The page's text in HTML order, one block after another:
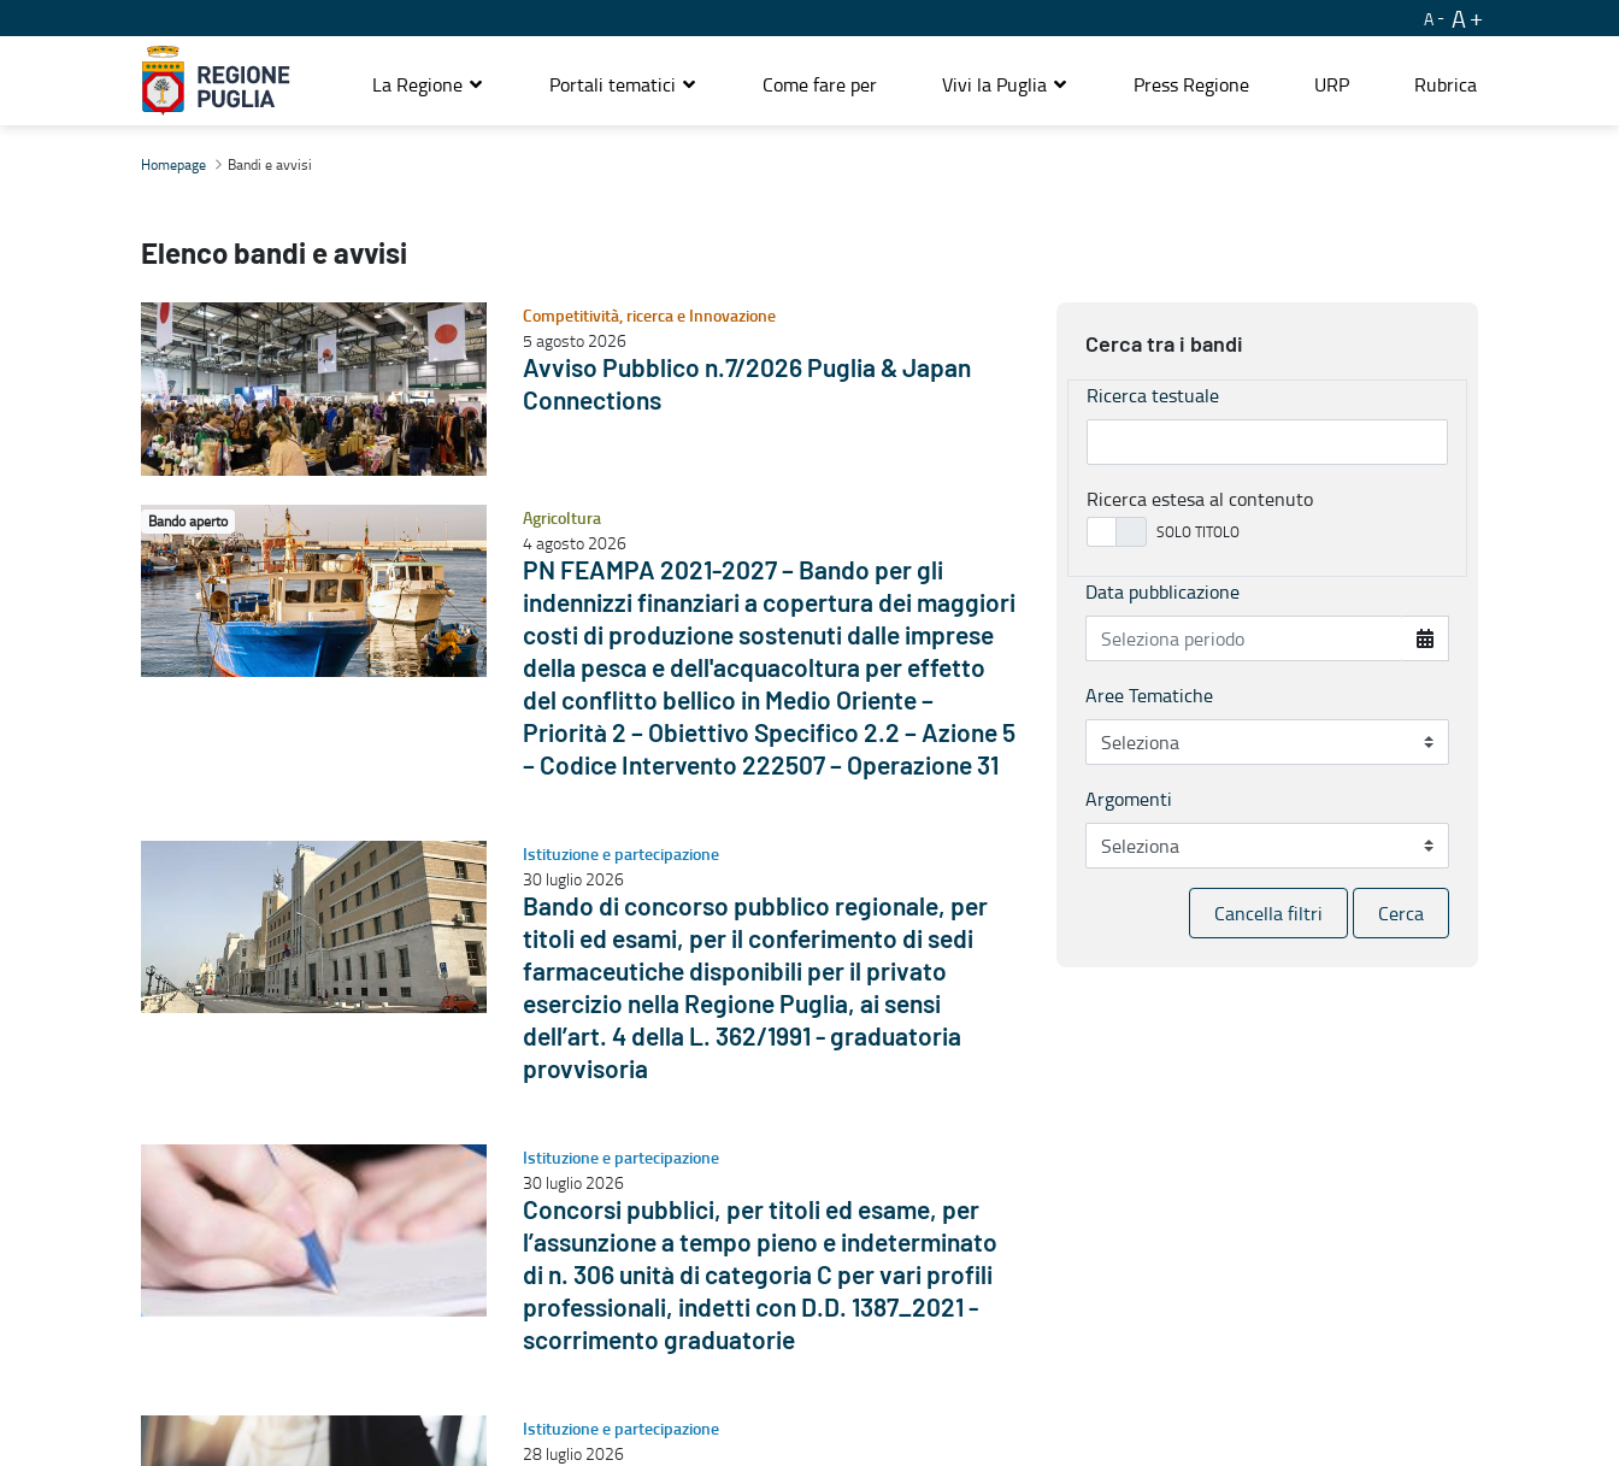
A A
La Regione Portali tematici Come fare per Vivi la Puglia Press Regione URP Rubrica
Homepage Bandi e avvisi
Elenco bandi e avvisi
Competitività, ricerca e Innovazione
5 agosto 2026
Avviso Pubblico n.7/2026 Puglia & Japan
Connections
Bando aperto
Agricoltura
4 agosto 2026
PN FEAMPA 2021-2027 – Bando per gli
indennizzi finanziari a copertura dei maggiori
costi di produzione sostenuti dalle imprese
della pesca e dell'acquacoltura per effetto
del conflitto bellico in Medio Oriente –
Priorità 2 – Obiettivo Specifico 2.2 – Azione 5
– Codice Intervento 222507 – Operazione 31
Istituzione e partecipazione
30 luglio 2026
Bando di concorso pubblico regionale, per
titoli ed esami, per il conferimento di sedi
farmaceutiche disponibili per il privato
esercizio nella Regione Puglia, ai sensi
dell’art. 4 della L. 362/1991 - graduatoria
provvisoria
Istituzione e partecipazione
30 luglio 2026
Concorsi pubblici, per titoli ed esame, per
l’assunzione a tempo pieno e indeterminato
di n. 306 unità di categoria C per vari profili
professionali, indetti con D.D. 1387_2021 -
scorrimento graduatorie
Istituzione e partecipazione
28 luglio 2026
Cerca tra i bandi
Ricerca testuale
Ricerca estesa al contenuto
Data pubblicazione
Aree Tematiche
Argomenti
Cancella filtri Cerca